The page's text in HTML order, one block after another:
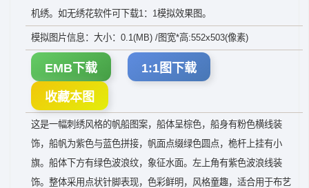
机绣。如无绣花软件可下载1：1模拟效果图。
模拟图片信息：大小：0.1(MB) /图宽*高:552x503(像素)
EMB下载 1:1图下载
收藏本图
这是一幅刺绣风格的帆船图案，船体呈棕色，船身有粉色横线装
饰，船帆为紫色与蓝色拼接，帆面点缀绿色圆点，桅杆上挂有小
旗。船体下方有绿色波浪纹，象征水面。左上角有紫色波浪线装
饰。整体采用点状针脚表现，色彩鲜明，风格童趣，适合用于布艺